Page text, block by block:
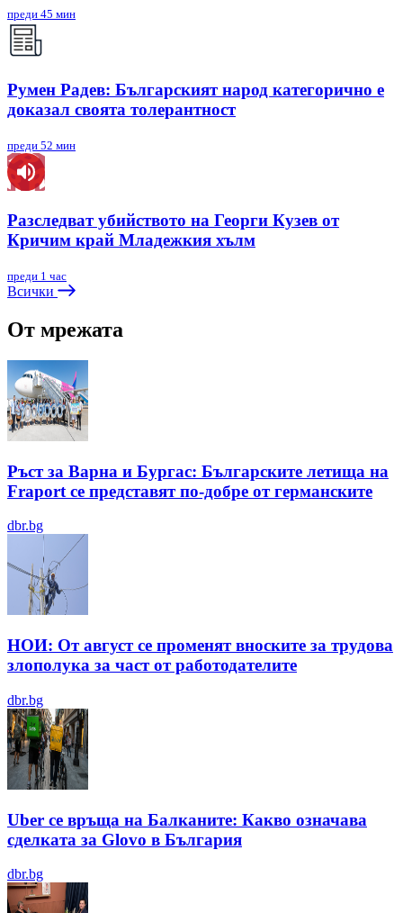
преди 45 мин
Румен Радев: Българският народ категорично е
доказал своята толерантност
преди 52 мин
Разследват убийството на Георги Кузев от
Кричим край Младежкия хълм
преди 1 час
Всички
От мрежата
Ръст за Варна и Бургас: Българските летища на
Fraport се представят по-добре от германските
dbr.bg
НОИ: От август се променят вноските за трудова
злополука за част от работодателите
dbr.bg
Uber се връща на Балканите: Какво означава
сделката за Glovo в България
dbr.bg